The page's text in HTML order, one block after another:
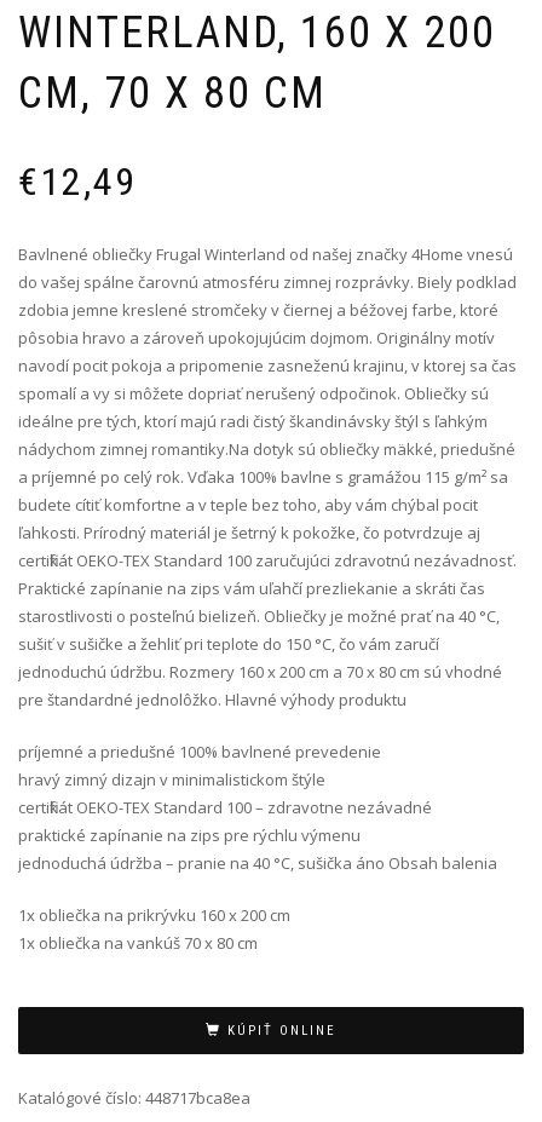
WINTERLAND, 160 X 200
CM, 70 X 80 CM
€12,49
Bavlnené obliečky Frugal Winterland od našej značky 4Home vnesú
do vašej spálne čarovnú atmosféru zimnej rozprávky. Biely podklad
zdobia jemne kreslené stromčeky v čiernej a béžovej farbe, ktoré
pôsobia hravo a zároveň upokojujúcim dojmom. Originálny motív
navodí pocit pokoja a pripomenie zasneženú krajinu, v ktorej sa čas
spomalí a vy si môžete dopriať nerušený odpočinok. Obliečky sú
ideálne pre tých, ktorí majú radi čistý škandinávsky štýl s ľahkým
nádychom zimnej romantiky.Na dotyk sú obliečky mäkké, priedušné
a príjemné po celý rok. Vďaka 100% bavlne s gramážou 115 g/m² sa
budete cítiť komfortne a v teple bez toho, aby vám chýbal pocit
ľahkosti. Prírodný materiál je šetrný k pokožke, čo potvrdzuje aj
certifikát OEKO-TEX Standard 100 zaručujúci zdravotnú nezávadnosť.
Praktické zapínanie na zips vám uľahčí prezliekanie a skráti čas
starostlivosti o posteľnú bielizeň. Obliečky je možné prať na 40 °C,
sušiť v sušičke a žehliť pri teplote do 150 °C, čo vám zaručí
jednoduchú údržbu. Rozmery 160 x 200 cm a 70 x 80 cm sú vhodné
pre štandardné jednolôžko. Hlavné výhody produktu
príjemné a priedušné 100% bavlnené prevedenie
hravý zimný dizajn v minimalistickom štýle
certifikát OEKO-TEX Standard 100 – zdravotne nezávadné
praktické zapínanie na zips pre rýchlu výmenu
jednoduchá údržba – pranie na 40 °C, sušička áno Obsah balenia
1x obliečka na prikrývku 160 x 200 cm
1x obliečka na vankúš 70 x 80 cm
KÚPIŤ ONLINE
Katalógové číslo: 448717bca8ea